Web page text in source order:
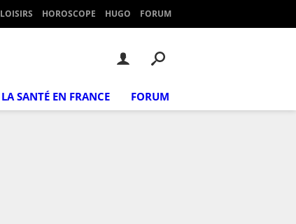
LOISIRS HOROSCOPE HUGO FORUM
LA SANTÉ EN FRANCE FORUM